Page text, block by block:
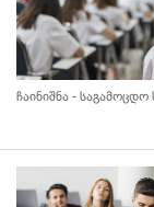
ჩაინიშნა -